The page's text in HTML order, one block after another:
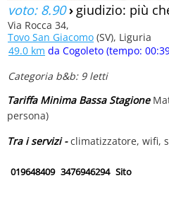
voto: 8.90› giudizio: più
Via Rocca 34,
Tovo San Giacomo (SV), Liguria
49.0 km da Cogoleto (tempo:
Categoria b&b: 9 letti
Tariffa Minima Bassa Stagione
persona)
Tra i servizi -climatizzatore, wifi,
019648409 3476946294 Sito